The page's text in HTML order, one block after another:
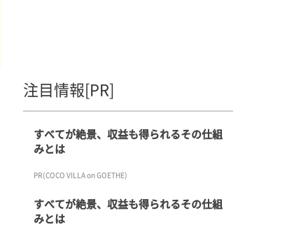
注目情報[PR]
すべてが絶景、収益も得られるその仕組
みとは
PR(COCO VILLA on GOETHE)
すべてが絶景、収益も得られるその仕組
みとは